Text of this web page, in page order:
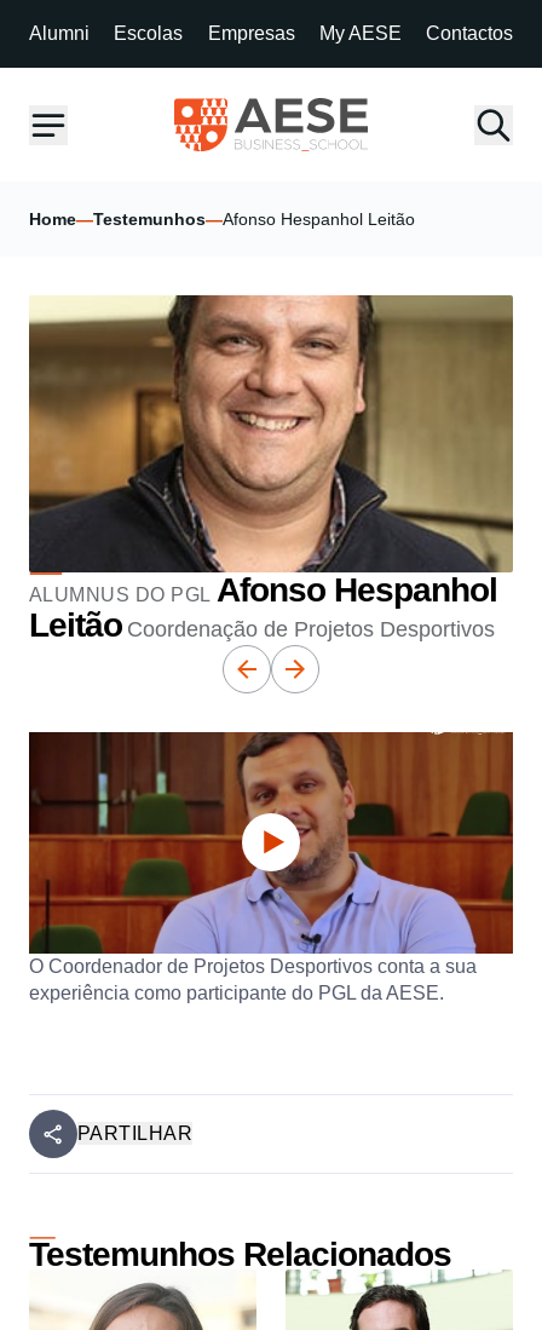
Alumni Escolas Empresas My AESE Contactos
Home—Testemunhos—Afonso Hespanhol Leitão
ALUMNUS DO PGL Afonso Hespanhol
Leitão Coordenação de Projetos Desportivos
O Coordenador de Projetos Desportivos conta a sua
experiência como participante do PGL da AESE.
PARTILHAR
Testemunhos Relacionados